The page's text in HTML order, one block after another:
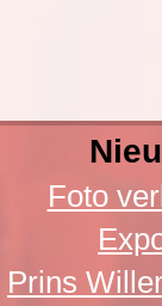
Foto
Prins